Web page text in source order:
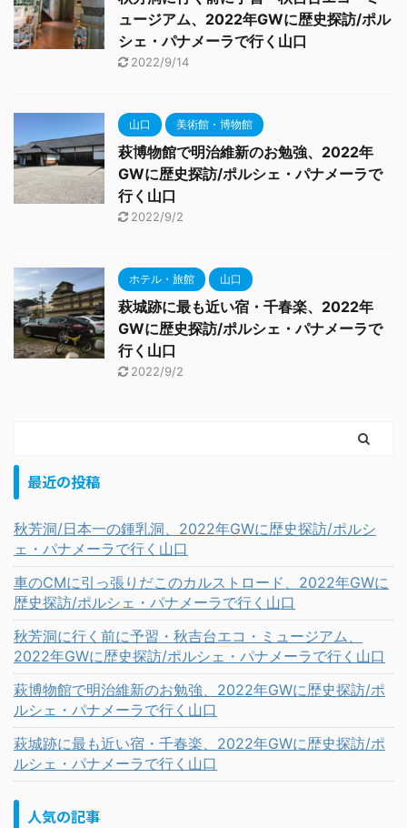
ュージアム、2022年GWに歴史探訪/ポル
シェ・パナメーラで行く山口
2022/9/14
山口 美術館・博物館
萩博物館で明治維新のお勉強、2022年
GWに歴史探訪/ポルシェ・パナメーラで
行く山口
2022/9/2
ホテル・旅館 山口
萩城跡に最も近い宿・千春楽、2022年
GWに歴史探訪/ポルシェ・パナメーラで
行く山口
2022/9/2
最近の投稿
秋芳洞/日本一の鍾乳洞、2022年GWに歴史探訪/ポルシ
ェ・パナメーラで行く山口
車のCMに引っ張りだこのカルストロード、2022年GWに
歴史探訪/ポルシェ・パナメーラで行く山口
秋芳洞に行く前に予習・秋吉台エコ・ミュージアム、
2022年GWに歴史探訪/ポルシェ・パナメーラで行く山口
萩博物館で明治維新のお勉強、2022年GWに歴史探訪/ポ
ルシェ・パナメーラで行く山口
萩城跡に最も近い宿・千春楽、2022年GWに歴史探訪/ポ
ルシェ・パナメーラで行く山口
人気の記事